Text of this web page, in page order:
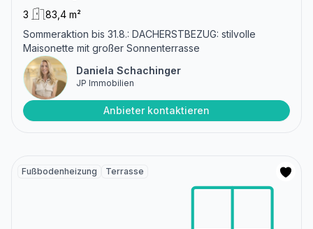
3
83,4 m²
Sommeraktion bis 31.8.: DACHERSTBEZUG: stilvolle
Maisonette mit großer Sonnenterrasse
Daniela Schachinger
JP Immobilien
Anbieter kontaktieren
Fußbodenheizung Terrasse